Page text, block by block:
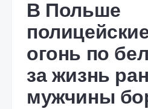
В Польше
огонь по
за жизнь
мужчины